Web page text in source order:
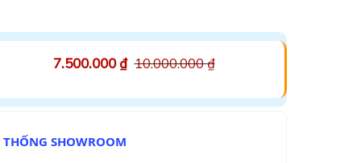
7.500.000₫ 10.000.000₫
THỐNG SHOWROOM